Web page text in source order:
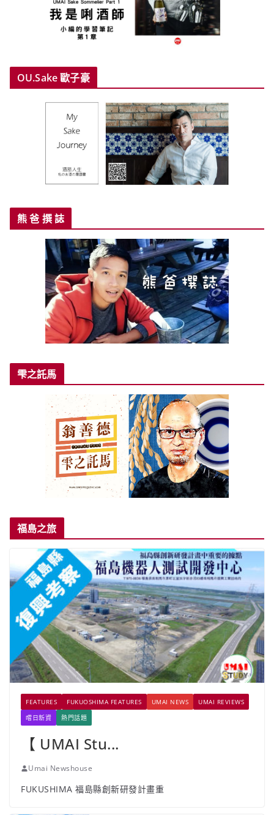
OU.Sake 歐子豪
熊 爸 撰 誌
雫之託馬
福島之旅
FEATURES FUKUOSHIMA FEATURES UMAI NEWS
UMAI REVIEWS
嚐日新資
熱門話題
【 UMAI Stu...
Umai Newshouse
FUKUSHIMA 福島縣創新研發計畫重